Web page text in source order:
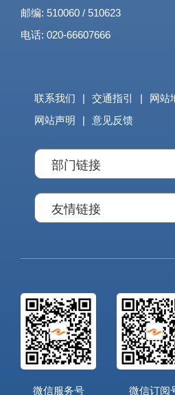
邮编: 510060 / 510623
电话: 020-66607666
联系我们 | 交通指引 |
网站
网站声明
| 意见反馈
微信服务号 微信订阅